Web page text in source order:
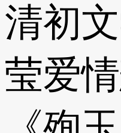
清初
莹爱